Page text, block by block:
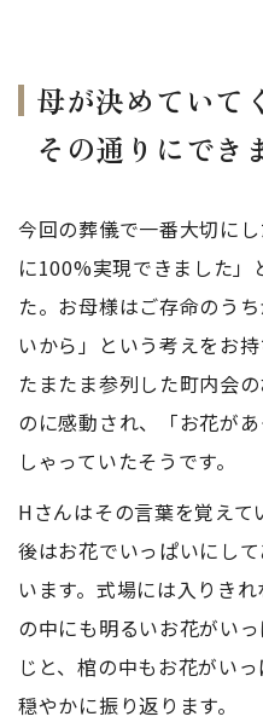
母が決めていて
その通りにでき
今回の葬儀で一番大切に
に100%実現できました」
た。お母様はご存命のう
いから」という考えをお
たまたま参列した町内会
のに感動され、「お花が
しゃっていたそうです。
Hさんはその言葉を覚え
後はお花でいっぱいにし
います。式場には入りき
の中にも明るいお花がい
じと、棺の中もお花がい
穏やかに振り返ります。